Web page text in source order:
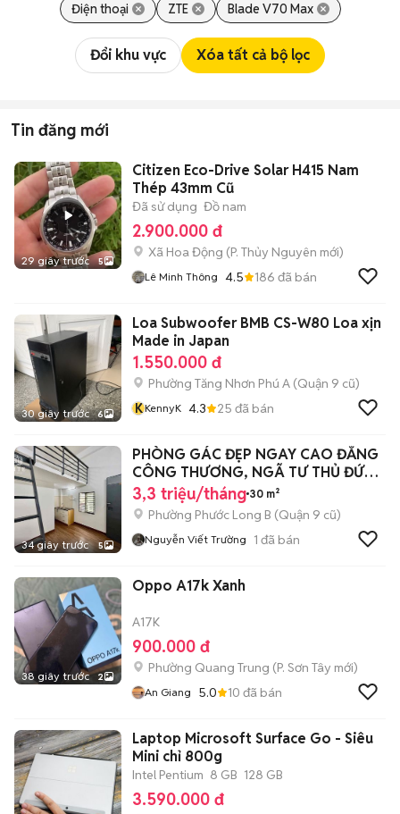
Điện thoại ZTE Blade V70 Max
Đổi khu vực Xóa tất cả bộ lọc
Tin đăng mới
29 giây trước 5
Citizen Eco-Drive Solar H415 Nam
Thép 43mm Cũ
Đã sử dụng Đồ nam
2.900.000 đ
Xã Hoa Động (P. Thủy Nguyên mới)
Lê Minh Thông 4.5 186 đã bán
30 giây trước 6
Loa Subwoofer BMB CS-W80 Loa xịn
Made in Japan
1.550.000 đ
Phường Tăng Nhơn Phú A (Quận 9 cũ)
KKennyK 4.3 25 đã bán
34 giây trước 5
PHÒNG GÁC ĐẸP NGAY CAO ĐẲNG
CÔNG THƯƠNG, NGÃ TƯ THỦ ĐỨC,
VINCOM QUẬN 9
3,3 triệu/tháng 30 m²
Phường Phước Long B (Quận 9 cũ)
Nguyễn Viết Trường 1 đã bán
38 giây trước 2
Oppo A17k Xanh
A17K
900.000 đ
Phường Quang Trung (P. Sơn Tây mới)
An Giang 5.0 10 đã bán
Laptop Microsoft Surface Go - Siêu
Mini chỉ 800g
Intel Pentium 8 GB 128 GB
3.590.000 đ